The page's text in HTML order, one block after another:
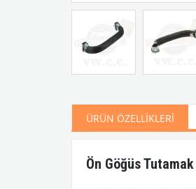
ÜRÜN ÖZELLIKLERI
Ön Göğüs